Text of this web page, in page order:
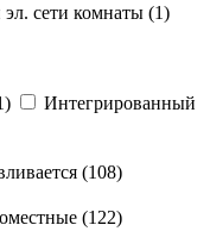
сети комнаты (1)
)
Интегрированный
(108)
(122)